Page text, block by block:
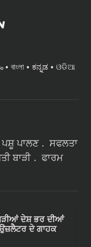
বাংলা ಕನ್ನಡ
ଓଡିଆ
ਪਸ਼ੂ ਪਾਲਣ
ਸਫਲਤਾ
ਬਾੜੀ
ਫਾਰਮ
ਦੇਸ਼ ਭਰ ਦੀਆਂ
ਦੇ ਗਾਹਕ